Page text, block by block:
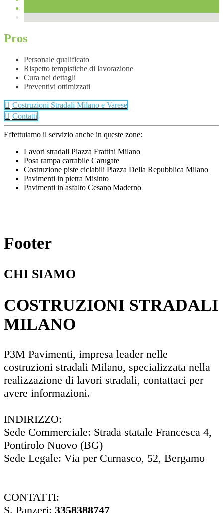
Pros
Personale qualificato
Rispetto tempistiche di lavorazione
Cura nei dettagli
Preventivi ottimizzati
Costruzioni Stradali Milano e Varese
Contatti
Effettuiamo il servizio anche in queste zone:
Lavori stradali Piazza Frattini Milano
Posa rampa carrabile Carugate
Costruzione piste ciclabili Piazza Della Repubblica Milano
Pavimenti in pietra Misinto
Pavimenti in asfalto Cesano Maderno
Footer
CHI SIAMO
COSTRUZIONI STRADALI
MILANO
P3M Pavimenti, impresa leader nelle
costruzioni stradali Milano, specializzata nella
realizzazione di lavori stradali, contattaci per
avere informazioni.
INDIRIZZO:
Sede Commerciale: Strada statale Francesca 4,
Pontirolo Nuovo (BG)
Sede Legale: Via per Curnasco, 52, Bergamo
CONTATTI:
S. Panzeri: 3358388747